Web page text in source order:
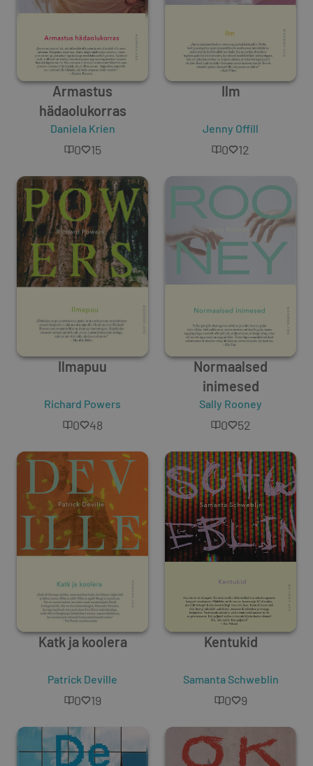
Armastus
hädaolukorras
Daniela Krien
0 15
Ilm
Jenny Offill
0 12
Ilmapuu
Richard Powers
0 48
Normaalsed
inimesed
Sally Rooney
0 52
Katk ja koolera
Patrick Deville
0 19
Kentukid
Samanta Schweblin
0 9